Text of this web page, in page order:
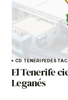
CD TENERIFE
El Tenerife
Leganés